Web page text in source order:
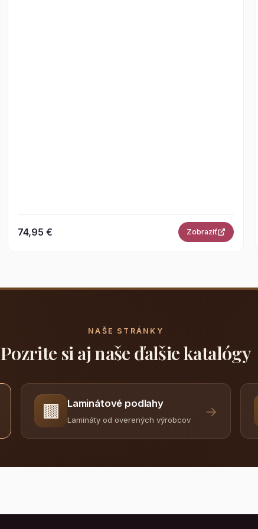
74,95 € Zobraziť
NAŠE STRÁNKY
Pozrite si aj naše ďalšie katalógy
🟫 Laminátové podlahy
Lamináty od overených výrobcov
→